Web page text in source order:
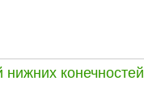
конечностей